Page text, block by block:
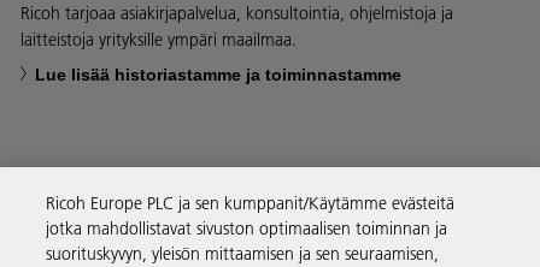
Ricoh tarjoaa asiakirjapalvelua, konsultointia, ohjelmistoja ja
laitteistoja yrityksille ympäri maailmaa.
Lue lisää historiastamme ja toiminnastamme
Yritysratkaisut
Ricoh Europe PLC ja sen kumppanit/Käytämme evästeitä
jotka mahdollistavat sivuston optimaalisen toiminnan ja
suorituskyvyn, yleisön mittaamisen ja sen seuraamisen,